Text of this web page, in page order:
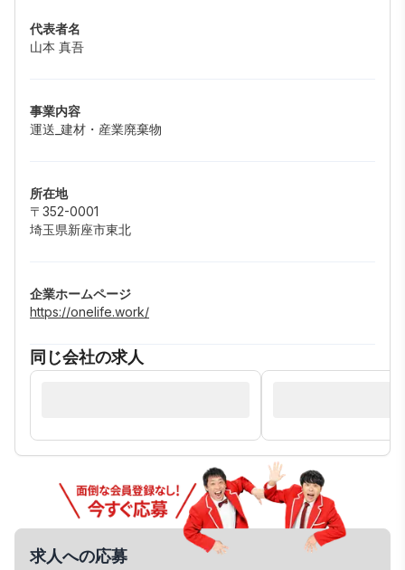
代表者名
山本 真吾
事業内容
運送_建材・産業廃棄物
所在地
〒352-0001
埼玉県新座市東北
企業ホームページ
https://onelife.work/
同じ会社の求人
求人への応募